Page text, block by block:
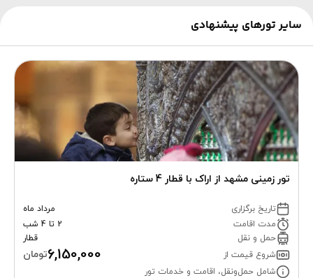
سایر تورهای پیشنهادی
تور زمینی مشهد از اراک با قطار 4 ستاره
تاریخ برگزاری
مرداد ماه
مدت اقامت
2 تا 4 شب
حمل و نقل
قطار
شروع قیمت از
6,150,000تومان
شامل حمل‌ونقل، اقامت و خدمات تور